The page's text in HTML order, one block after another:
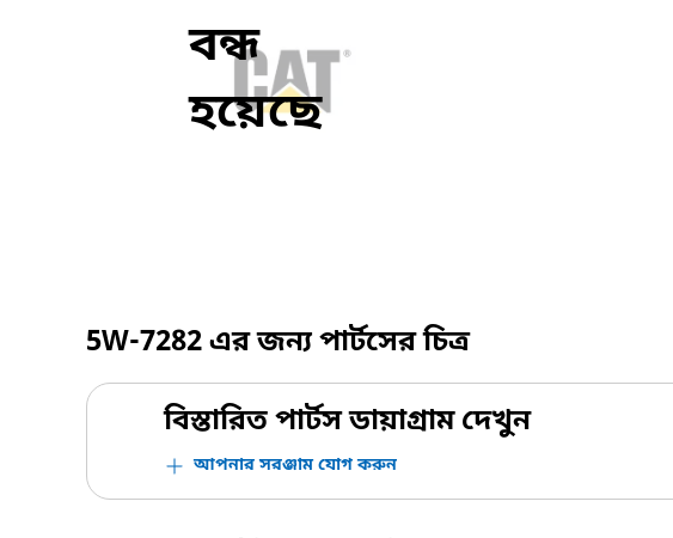
বন্ধ
হয়েছে
5W-7282এর জন্য পার্টসের চিত্র
বিস্তারিত পার্টস ডায়াগ্রাম দেখুন
আপনার সরঞ্জাম যোগ করুন